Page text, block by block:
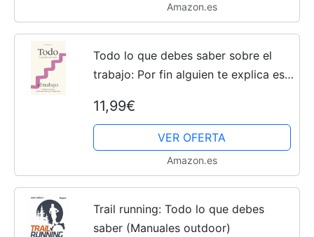
Amazon.es
Todo lo que debes saber sobre el
trabajo: Por fin alguien te explica eso
mejor»
11,99€
VER OFERTA
Amazon.es
Trail running: Todo lo que debes
saber (Manuales outdoor)